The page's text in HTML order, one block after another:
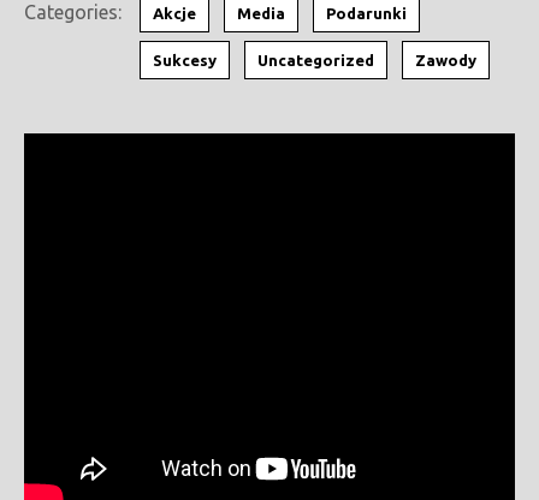
Categories: Akcje Media Podarunki
Sukcesy Uncategorized Zawody